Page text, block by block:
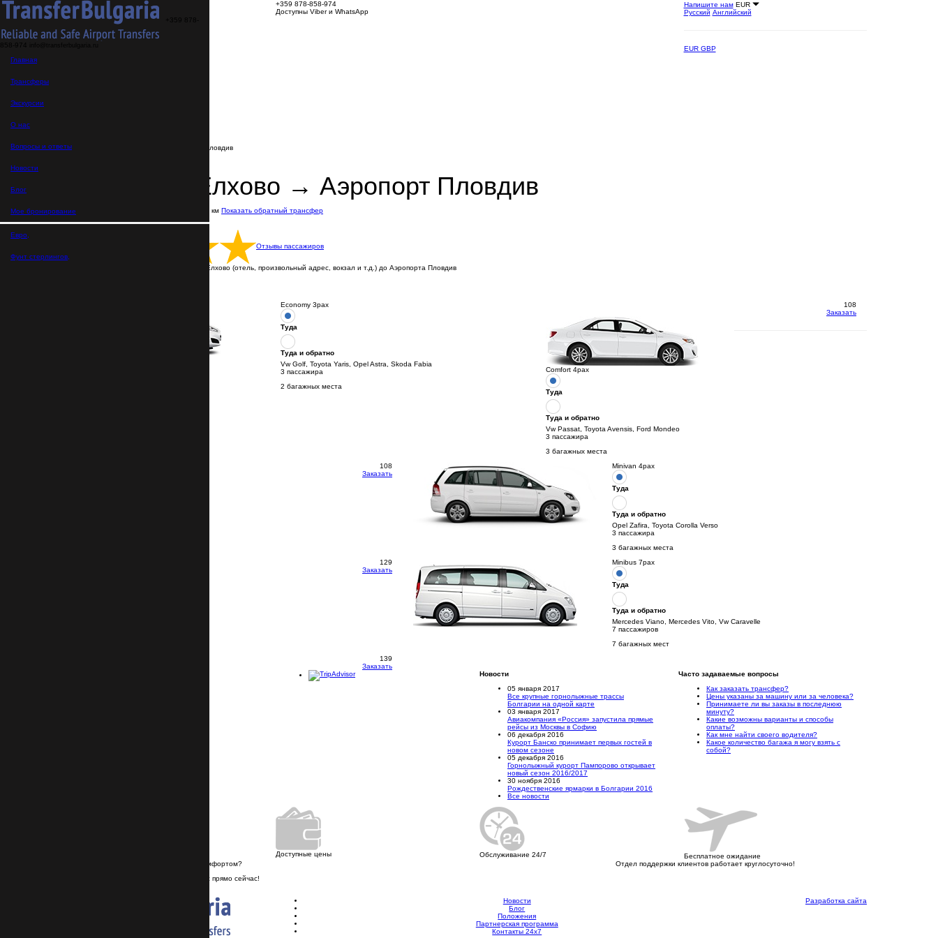
+359 878-
858-974
Главная
Трансферы
Экскурсии
О нас
Вопросы и ответы
Новости
Блог
Мое бронирование
Евро,
Фунт стерлингов,
+359 878-858-974
Доступны Viber и WhatsApp
Напишите нам EUR
Русский Английский
EUR GBP
Трансфер Елхово → Аэропорт Пловдив
Трансфер Елхово → Аэропорт Пловдив
В пути: 2 часа 45 минут Расстояние: 211 км Показать обратный трансфер
Русскоговорящие водители
Отзывы пассажиров
Трансфер выполняется от любой точки Елхово (отель, произвольный адрес, вокзал и т.д.) до Аэропорта Пловдив
Economy 3pax
Туда
Туда и обратно
Vw Golf, Toyota Yaris, Opel Astra, Skoda Fabia
3 пассажира
2 багажных места
108
Заказать
Comfort 4pax
Туда
Туда и обратно
Vw Passat, Toyota Avensis, Ford Mondeo
3 пассажира
3 багажных места
108
Заказать
Minivan 4pax
Туда
Туда и обратно
Opel Zafira, Toyota Corolla Verso
3 пассажира
3 багажных места
129
Заказать
Minibus 7pax
Туда
Туда и обратно
Mercedes Viano, Mercedes Vito, Vw Caravelle
7 пассажиров
7 багажных мест
139
Заказать
Новости
05 января 2017
Все крупные горнолыжные трассы
Болгарии на одной карте
03 января 2017
Авиакомпания «Россия» запустила прямые
рейсы из Москвы в Софию
06 декабря 2016
Курорт Банско принимает первых гостей в
новом сезоне
05 декабря 2016
Горнолыжный курорт Пампорово открывает
новый сезон 2016/2017
30 ноября 2016
Рождественские ярмарки в Болгарии 2016
Все новости
Часто задаваемые вопросы
Как заказать трансфер?
Цены указаны за машину или за человека?
Принимаете ли вы заказы в последнюю
минуту?
Какие возможны варианты и способы
оплаты?
Как мне найти своего водителя?
Какое количество багажа я могу взять с
собой?
Доступные цены Обслуживание 24/7
Бесплатное ожидание
Хотите путешествовать недорого и с комфортом?
Если да, то заказывайте трансфер у нас прямо сейчас!
Отдел поддержки клиентов работает круглосуточно!
Новости
Блог
Положения
Партнерская программа
Контакты 24х7
Разработка сайта